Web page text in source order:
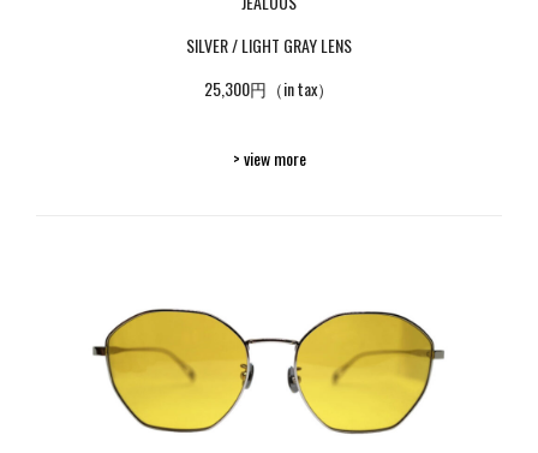
SILVER / LIGHT GRAY LENS
25,300円（in tax）
> view more